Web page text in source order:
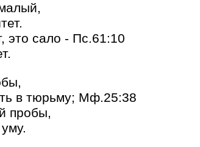
это сало - Пс.61:10
в тюрьму; Мф.25:38
пробы,